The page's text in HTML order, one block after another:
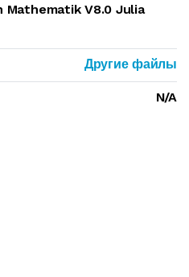
Mathematik V8.0 Julia
Другие файлы
N/A